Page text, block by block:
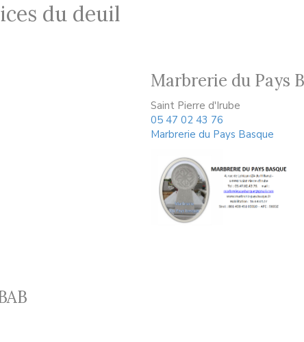
du deuil
Marbrerie du Pays
Saint Pierre d'Irube
05 47 02 43 76
Marbrerie du Pays Basque